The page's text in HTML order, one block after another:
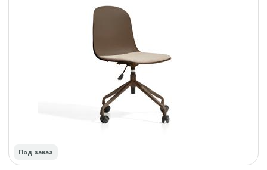
Под заказ